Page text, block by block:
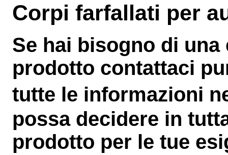
Corpi farfallati per
Se hai bisogno di
prodotto contattaci
tutte le informazioni
possa decidere in
prodotto per le tue